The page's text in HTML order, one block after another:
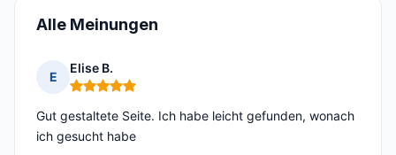
Alle Meinungen
E
Elise B.
Hinweis: 5 von 5
Gut gestaltete Seite. Ich habe leicht gefunden, wonach
ich gesucht habe